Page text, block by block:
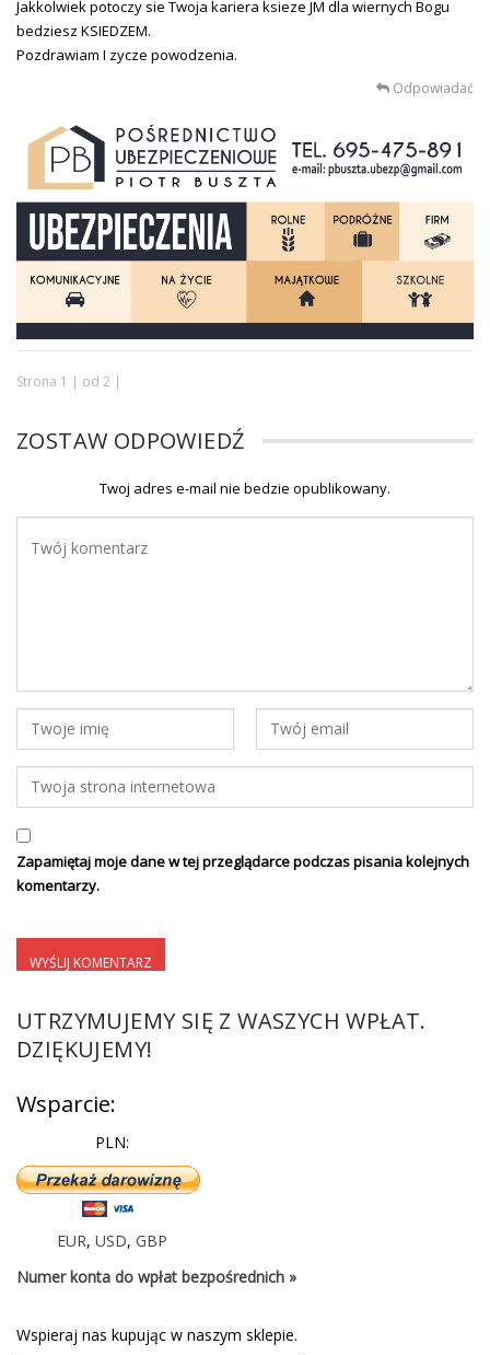
Jakkolwiek potoczy sie Twoja kariera ksieze JM dla wiernych Bogu
bedziesz KSIEDZEM.
Pozdrawiam I zycze powodzenia.
Odpowiadać
Strona 1 | od 2 |
ZOSTAW ODPOWIEDŹ
Twoj adres e-mail nie bedzie opublikowany.
Zapamiętaj moje dane w tej przeglądarce podczas pisania kolejnych
komentarzy.
UTRZYMUJEMY SIĘ Z WASZYCH WPŁAT.
DZIĘKUJEMY!
Wsparcie:
PLN:
EUR, USD, GBP
Numer konta do wpłat bezpośrednich »
Wspieraj nas kupując w naszym sklepie.